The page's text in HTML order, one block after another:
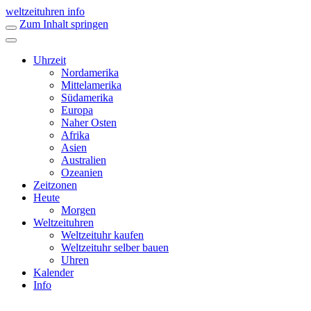
weltzeituhren info
Zum Inhalt springen
Uhrzeit
Nordamerika
Mittelamerika
Südamerika
Europa
Naher Osten
Afrika
Asien
Australien
Ozeanien
Zeitzonen
Heute
Morgen
Weltzeituhren
Weltzeituhr kaufen
Weltzeituhr selber bauen
Uhren
Kalender
Info